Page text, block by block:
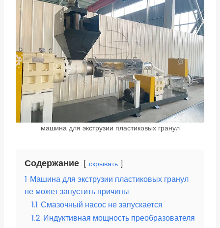
машина для экструзии пластиковых гранул
Содержание скрывать
1 Машина для экструзии пластиковых гранул
не может запустить причины
1.1 Смазочный насос не запускается
1.2 Индуктивная мощность преобразователя